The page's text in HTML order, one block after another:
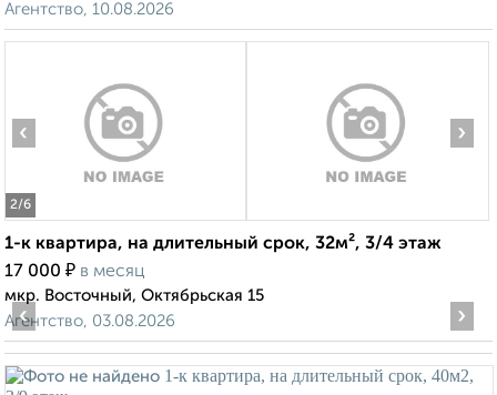
Агентство, 10.08.2026
2/6
‹ ›
1-к квартира, на длительный срок, 32м², 3/4 этаж
17 000 ₽ в месяц
мкр. Восточный, Октябрьская 15
Агентство, 03.08.2026
‹ ›